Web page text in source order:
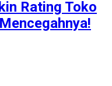
Rating Toko